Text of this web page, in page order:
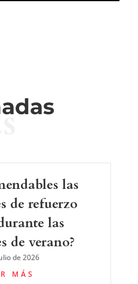
las
de refuerzo
las
de verano?
de 2026
MÁS